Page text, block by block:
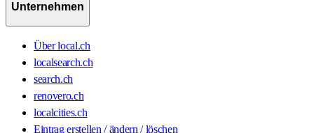
Unternehmen
Über local.ch
localsearch.ch
search.ch
renovero.ch
localcities.ch
Eintrag erstellen / ändern / löschen